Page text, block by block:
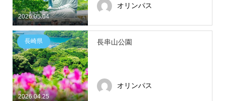
2026.05.04
オリンパス
2026.04.25
長崎県 長串山公園
オリンパス